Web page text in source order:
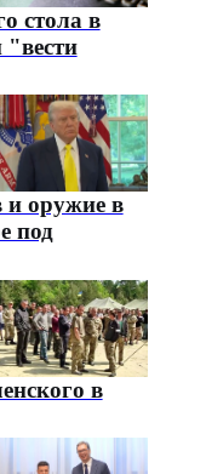
стола в
"вести
и оружие в
под
в